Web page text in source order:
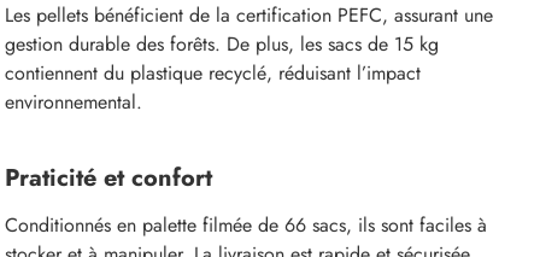
Les pellets bénéficient de la certification PEFC, assurant une
gestion durable des forêts. De plus, les sacs de 15 kg
contiennent du plastique recyclé, réduisant l’impact
environnemental.
Praticité et confort
Conditionnés en palette filmée de 66 sacs, ils sont faciles à